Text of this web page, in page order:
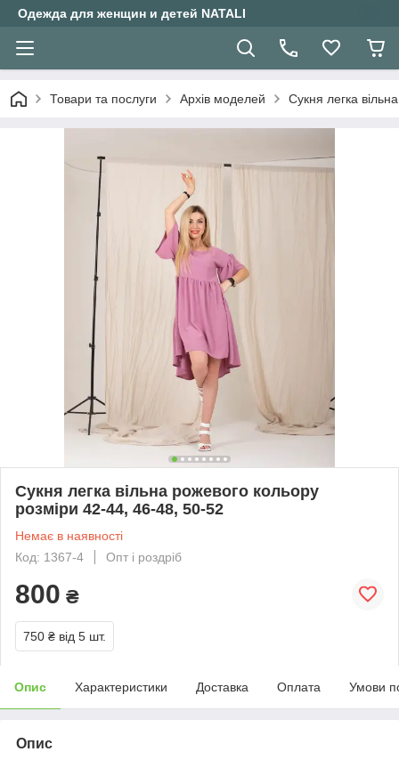
Одежда для женщин и детей NATALI
Товари та послуги Архів моделей Сукня легка
Сукня легка вільна рожевого кольору
розміри 42-44, 46-48, 50-52
Немає в наявності
Код: 1367-4
Опт і роздріб
800 ₴
750 ₴ від 5 шт.
Опис Характеристики Доставка Оплата Умови
Опис